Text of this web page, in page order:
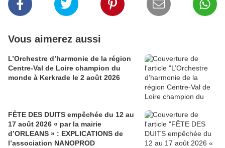
Vous aimerez aussi
L’Orchestre d’harmonie de la région
Centre-Val de Loire champion du
monde à Kerkrade le 2 août 2026
FÊTE DES DUITS empêchée du 12 au
17 août 2026 « par la mairie
d’ORLEANS » : EXPLICATIONS de
l’association NANOPROD